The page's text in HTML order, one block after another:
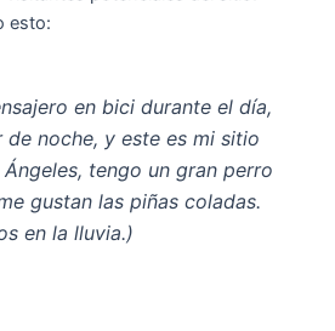
esto:
en bici durante el día,
noche, y este es mi sitio
tengo un gran perro
gustan las piñas coladas.
en la lluvia.)